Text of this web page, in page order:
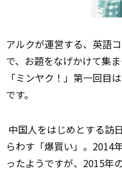
アルクが運営する、英語
で、お題をなげかけて集
「ミンヤク！」第一回目
です。
中国人をはじめとする訪
らわす「爆買い」。2014
ったようですが、2015年